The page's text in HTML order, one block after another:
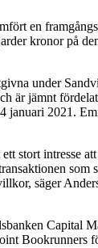
en
kronor på
under
är jämnt
januari 2021.
stort intresse
som
säger
Capital
Bookrunners